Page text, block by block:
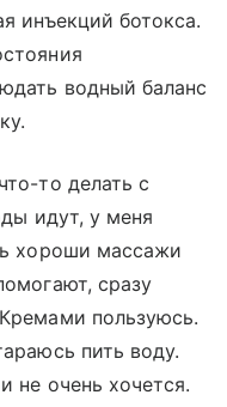
инъекций ботокса.
водный баланс
то делать с
идут, у меня
хороши массажи
сразу
пользуюсь.
пить воду.
не очень хочется.